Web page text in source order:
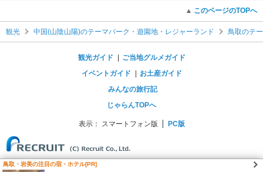
このページのTOPへ
観光 中国(山陰山陽)のテーマパーク・遊園地・レジャーランド 鳥取のテ
観光ガイド
ご当地グルメガイド
イベントガイド
お土産ガイド
みんなの旅行記
じゃらんTOPへ
表示： スマートフォン版 PC版
鳥取・岩美の注目の宿・ホテル[PR]